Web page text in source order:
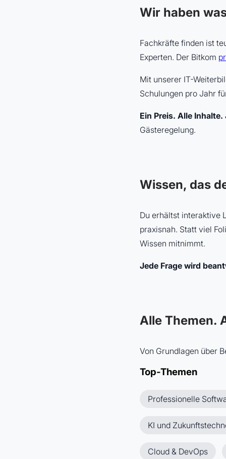
Wir haben
Fachkräfte finden ist
Experten. Der Bitkom
Mit unserer IT-
Schulungen pro Jahr
Ein Preis. Alle
Gästeregelung.
Wissen, das
Du erhältst interaktive
praxisnah. Statt viel
Wissen mitnimmt.
Jede Frage wird
Alle Themen.
Von Grundlagen über
Top-Themen
Professionelle
KI und
Cloud & DevOps